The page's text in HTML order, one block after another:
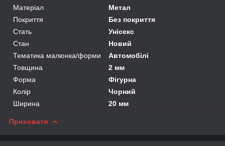
Матеріал
Метал
Покриття
Без покриття
Стать
Унісекс
Стан
Новий
Тематика малюнка/форми
Автомобілі
Товщина
2 мм
Форма
Фігурна
Колір
Чорний
Ширина
20 мм
Приховати